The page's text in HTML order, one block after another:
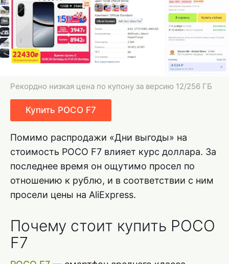
Рекордно низкая цена по купону за версию 12/256 ГБ
Купить POCO F7
Помимо распродажи «Дни выгоды» на
стоимость POCO F7 влияет курс доллара. За
последнее время он ощутимо просел по
отношению к рублю, и в соответствии с ним
просели цены на AliExpress.
Почему стоит купить POCO
F7